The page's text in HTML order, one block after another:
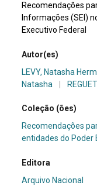
Recomendações
Informações (SEI)
Executivo Federal
Autor(es)
LEVY, Natasha
Natasha
Coleção (ões)
Recomendações
entidades do Poder
Editora
Arquivo Nacional